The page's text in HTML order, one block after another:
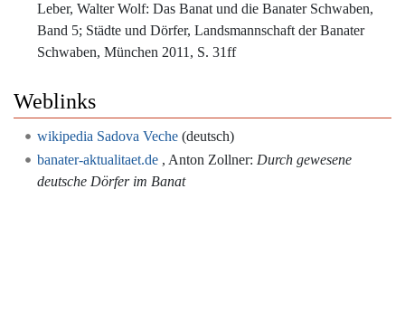
Leber, Walter Wolf: Das Banat und die Banater Schwaben,
Band 5; Städte und Dörfer, Landsmannschaft der Banater
Schwaben, München 2011, S. 31ff
Weblinks
wikipedia Sadova Veche(deutsch)
banater-aktualitaet.de, Anton Zollner: Durch gewesene
deutsche Dörfer im Banat